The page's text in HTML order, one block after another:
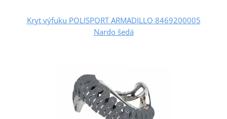
Kryt výfuku POLISPORT ARMADILLO 8469200005
Nardo šedá